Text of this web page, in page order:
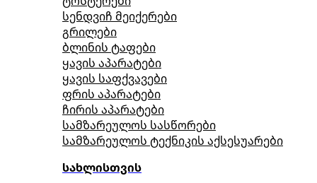
სენდვიჩ მეიქერები
გრილები
ბლინის ტაფები
ყავის აპარატები
ყავის საფქვავები
ფრის აპარატები
ჩირის აპარატები
სამზარეულოს სასწორები
სამზარეულოს ტექნიკის აქსესუარები
სახლისთვის